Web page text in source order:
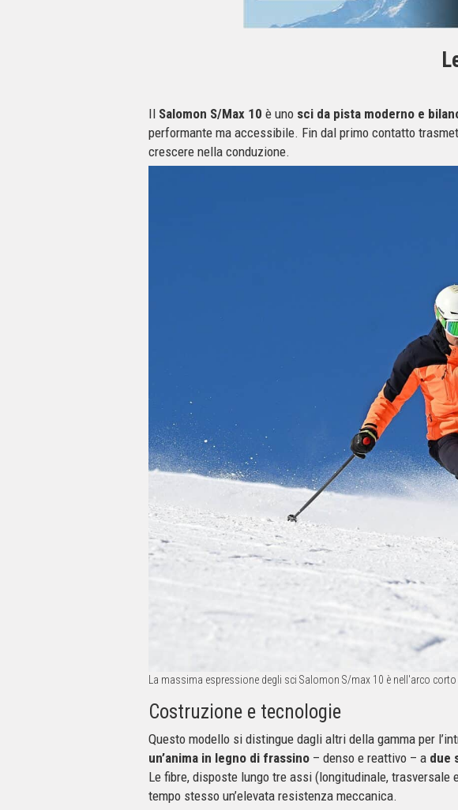
Il Salomon S/Max 10 è uno sci da pista moderno e
performante ma accessibile. Fin dal primo contatto
crescere nella conduzione.
La massima espressione degli sci Salomon S/max 10 è nell'arco corto
Costruzione e tecnologie
Questo modello si distingue dagli altri della gamma per
un’anima in legno di frassino – denso e reattivo – a due
Le fibre, disposte lungo tre assi (longitudinale, trasversale
tempo stesso un’elevata resistenza meccanica.